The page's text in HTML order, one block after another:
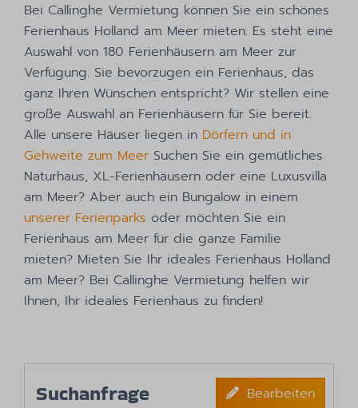
Bei Callinghe Vermietung können Sie ein schönes
Ferienhaus Holland am Meer mieten. Es steht eine
Auswahl von 180 Ferienhäusern am Meer zur
Verfügung. Sie bevorzugen ein Ferienhaus, das
ganz Ihren Wünschen entspricht? Wir stellen eine
große Auswahl an Ferienhäusern für Sie bereit.
Alle unsere Häuser liegen in Dörfern und in
Gehweite zum Meer Suchen Sie ein gemütliches
Naturhaus, XL-Ferienhäusern oder eine Luxusvilla
am Meer? Aber auch ein Bungalow in einem
unserer Ferienparks oder möchten Sie ein
Ferienhaus am Meer für die ganze Familie
mieten? Mieten Sie Ihr ideales Ferienhaus Holland
am Meer? Bei Callinghe Vermietung helfen wir
Ihnen, Ihr ideales Ferienhaus zu finden!
Suchanfrage Bearbeiten